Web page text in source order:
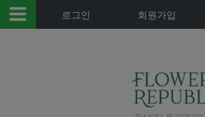
로그인 회원가입